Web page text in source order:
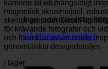
Inga produkter i
Gå tillbaka till butiken
kameror till ett mångsidigt
magnetisk skruvmejsel,
skenor erbjuder SmallRig
för krävande fotografer och
och förenklar avancerade
genomtänkta designdetaljer.
I lager